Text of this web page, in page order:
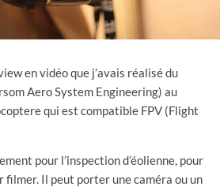
en vidéo que j’avais réalisé du
Aero System Engineering) au
qui est compatible FPV (Flight
pour l’inspection d’éolienne, pour
filmer. Il peut porter une caméra ou un